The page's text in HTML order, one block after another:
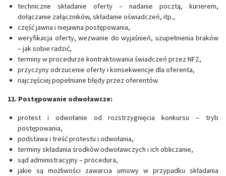
techniczne składanie oferty – nadanie pocztą, kurierem,
dołączanie załączników, składanie oświadczeń, itp.,
część jawna i niejawna postępowania,
weryfikacja oferty, wezwanie do wyjaśnień, uzupełnienia braków
– jak sobie radzić,
terminy w procedurze kontraktowania świadczeń przez NFZ,
przyczyny odrzucenie oferty i konsekwencje dla oferenta,
najczęściej popełniane błędy przez oferentów.
11. Postępowanie odwoławcze:
protest i odwołanie od rozstrzygnięcia konkursu – tryb
postępowania,
podstawa i treść protestu i odwołania,
terminy składania środków odwoławczych i ich obliczanie,
sąd administracyjny – procedura,
jakie są możliwości zawarcia umowy w przypadku składania